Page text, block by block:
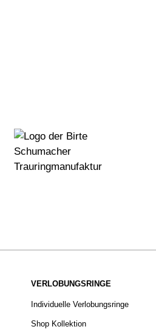
VERLOBUNGSRINGE
Individuelle Verlobungsringe
Shop Kollektion